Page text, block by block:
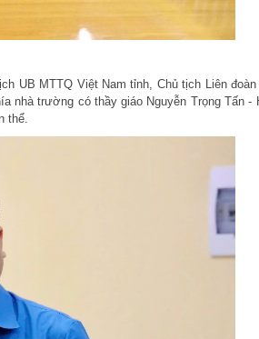
UB MTTQ Việt Nam tỉnh, Chủ tịch Liên đoàn
nhà trường có thầy giáo Nguyễn Trọng Tấn -
thể.